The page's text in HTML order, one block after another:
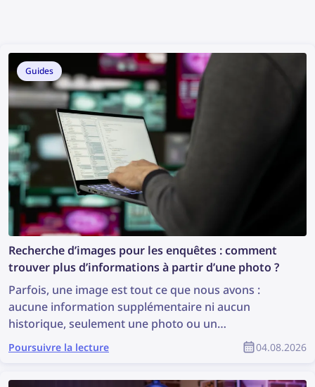
Guides
Recherche d’images pour les enquêtes : comment
trouver plus d’informations à partir d’une photo ?
Parfois, une image est tout ce que nous avons :
aucune information supplémentaire ni aucun
historique, seulement une photo ou un
enregistrement. Est-ce suffisant pour commencer
une enquête ? Ce n’est peut-être pas idéal, mais cela
Poursuivre la lecture 04.08.2026